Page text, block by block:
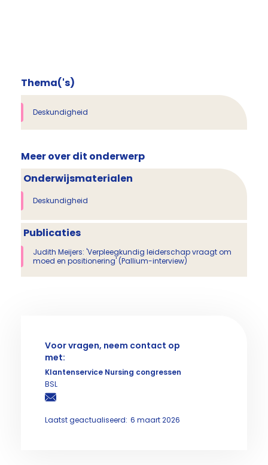
Thema('s)
Deskundigheid
Meer over dit onderwerp
Onderwijsmaterialen
Deskundigheid
Publicaties
Judith Meijers: 'Verpleegkundig leiderschap vraagt om
moed en positionering' (Pallium-interview)
Voor vragen, neem contact op
met:
Klantenservice Nursing congressen
BSL
Laatst geactualiseerd: 6 maart 2026